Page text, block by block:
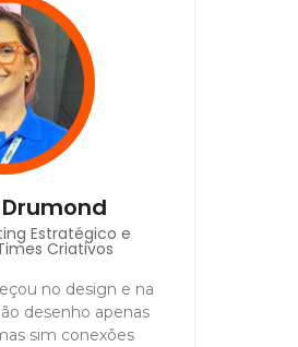
Estratégico e
Criativos
no design e na
desenho apenas
sim conexões